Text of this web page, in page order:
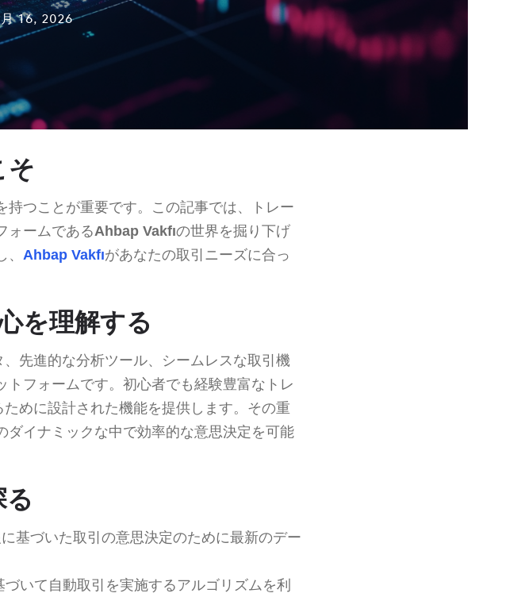
16, 2026
そ
つことが重要です。この記事では、トレー
ォームであるAhbap Vakfıの世界を掘り下げ
Ahbap Vakfıがあなたの取引ニーズに合っ
を理解する
先進的な分析ツール、シームレスな取引機
フォームです。初心者でも経験豊富なトレ
めに設計された機能を提供します。その重
イナミックな中で効率的な意思決定を可能
基づいた取引の意思決定のために最新のデー
いて自動取引を実施するアルゴリズムを利